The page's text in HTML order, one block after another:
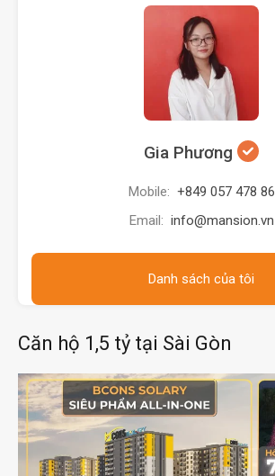
Gia Phương
Mobile: +849 057 478 86
Email: info@mansion.vn
Danh sách của tôi
Căn hộ 1,5 tỷ tại Sài Gòn